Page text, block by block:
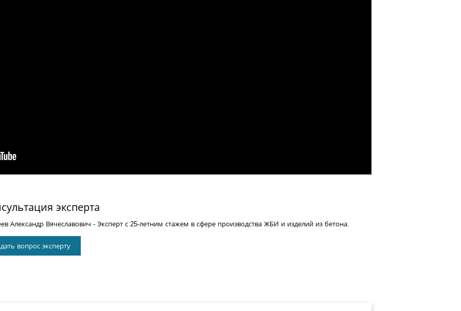
эксперта
Александр Вячеславович - Эксперт с 25-летним стажем в сфере производства ЖБИ и изделий из бетона.
вопрос эксперту